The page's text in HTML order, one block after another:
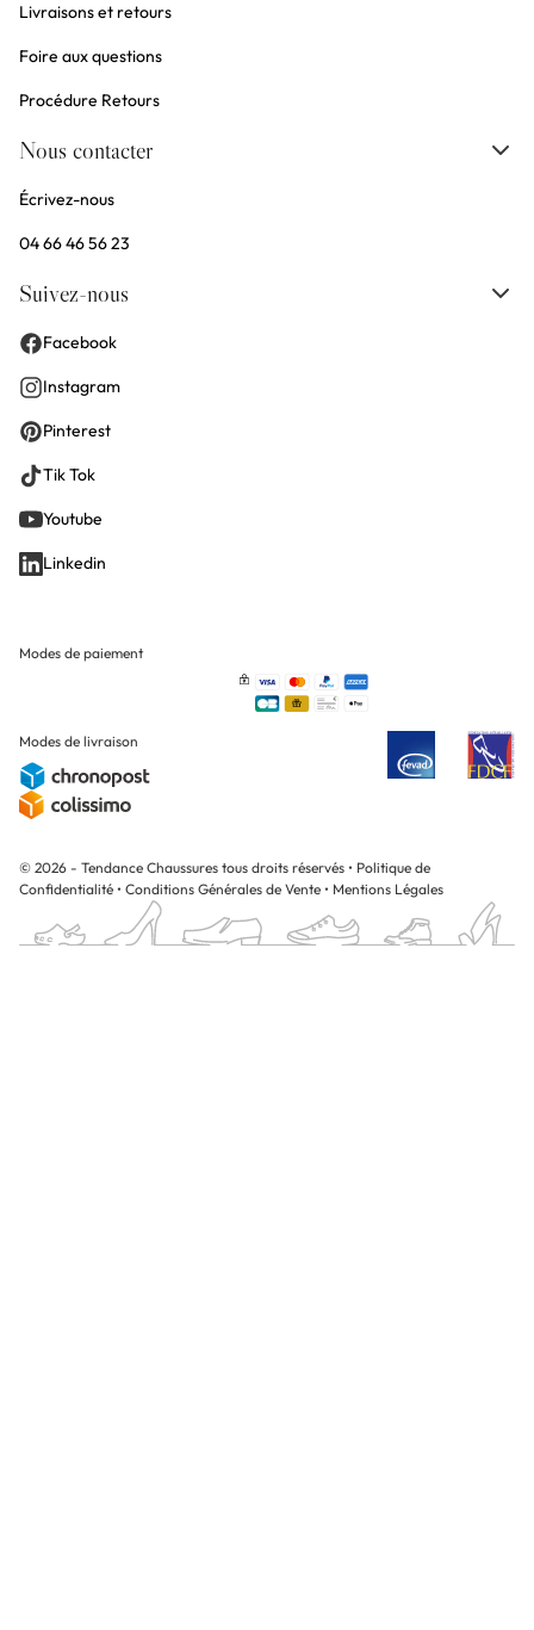
Livraisons et retours
Foire aux questions
Procédure Retours
Nous contacter
Écrivez-nous
04 66 46 56 23
Suivez-nous
Facebook
Instagram
Pinterest
Tik Tok
Youtube
Linkedin
Modes de paiement
Modes de livraison
© 2026 - Tendance Chaussures tous droits réservés • Politique de
Confidentialité • Conditions Générales de Vente • Mentions Légales